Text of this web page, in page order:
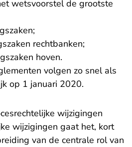
wetsvoorstel de grootste
rechtbanken;
hoven.
volgen zo snel als
op 1 januari 2020.
wijzigingen
wijzigingen gaat het, kort
van de centrale rol van